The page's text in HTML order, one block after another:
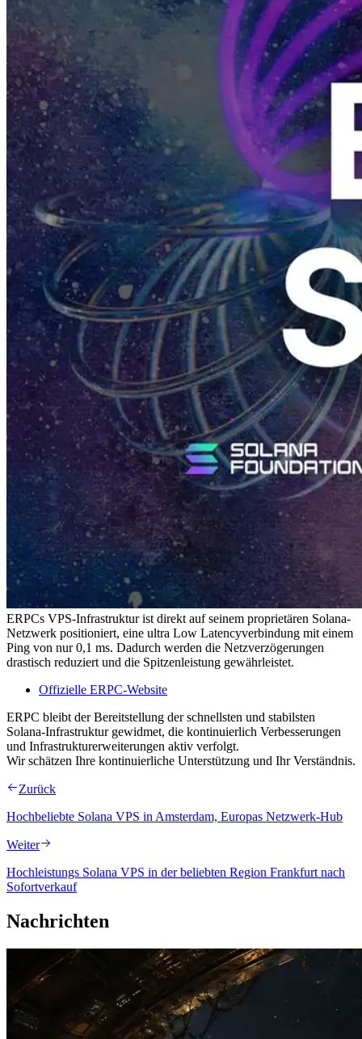
ERPCs VPS-Infrastruktur ist direkt auf seinem proprietären Solana-
Netzwerk positioniert, eine ultra Low Latencyverbindung mit einem
Ping von nur 0,1 ms. Dadurch werden die Netzverzögerungen
drastisch reduziert und die Spitzenleistung gewährleistet.
Offizielle ERPC-Website
ERPC bleibt der Bereitstellung der schnellsten und stabilsten
Solana-Infrastruktur gewidmet, die kontinuierlich Verbesserungen
und Infrastrukturerweiterungen aktiv verfolgt.
Wir schätzen Ihre kontinuierliche Unterstützung und Ihr Verständnis.
Zurück
Hochbeliebte Solana VPS in Amsterdam, Europas Netzwerk-Hub
Weiter
Hochleistungs Solana VPS in der beliebten Region Frankfurt nach
Sofortverkauf
Nachrichten